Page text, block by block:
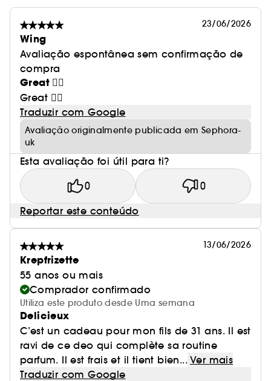
23/06/2026
Wing
Avaliação espontânea sem confirmação de
compra
Great 👍🏻
Great 👍🏻
Traduzir com Google
Avaliação originalmente publicada em Sephora-
uk
Esta avaliação foi útil para ti?
0 0
Reportar este conteúdo
13/06/2026
Krepfrizette
55 anos ou mais
Comprador confirmado
Utiliza este produto desde Uma semana
Delicieux
C’est un cadeau pour mon fils de 31 ans. Il est
ravi de ce deo qui complète sa routine
parfum. Il est frais et il tient bien... Ver mais
Traduzir com Google